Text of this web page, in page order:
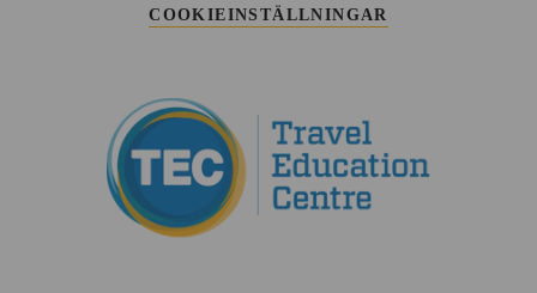
COOKIEINSTÄLLNINGAR